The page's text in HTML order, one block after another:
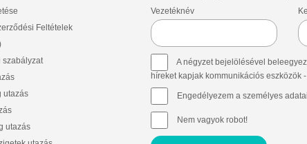
Vezetéknév
A négyzet bejelölésével
híreket kapjak kommunikációs eszközök
Engedélyezem a személyes
Nem vagyok robot!
Feltételek
utazás
utazás